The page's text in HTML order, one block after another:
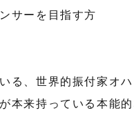
サーを目指す方
る、世界的振付家オ
本来持っている本能